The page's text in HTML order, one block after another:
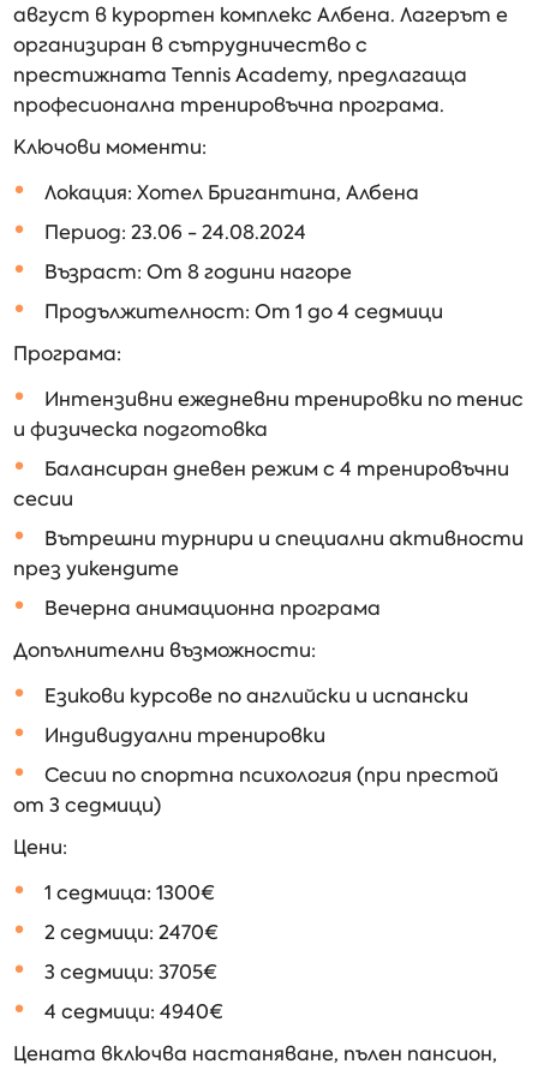
август в курортен комплекс Албена. Лагерът е
организиран в сътрудничество с
престижната Tennis Academy, предлагаща
професионална тренировъчна програма.
Ключови моменти:
Локация: Хотел Бригантина, Албена
Период: 23.06 - 24.08.2024
Възраст: От 8 години нагоре
Продължителност: От 1 до 4 седмици
Програма:
Интензивни ежедневни тренировки по тенис
и физическа подготовка
Балансиран дневен режим с 4 тренировъчни
сесии
Вътрешни турнири и специални активности
през уикендите
Вечерна анимационна програма
Допълнителни възможности:
Езикови курсове по английски и испански
Индивидуални тренировки
Сесии по спортна психология (при престой
от 3 седмици)
Цени:
1 седмица: 1300€
2 седмици: 2470€
3 седмици: 3705€
4 седмици: 4940€
Цената включва настаняване, пълен пансион,